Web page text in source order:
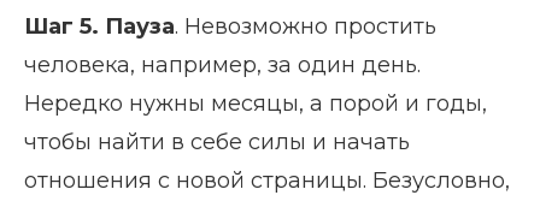
Шаг 5. Пауза. Невозможно простить
человека, например, за один день.
Нередко нужны месяцы, а порой и годы,
чтобы найти в себе силы и начать
отношения с новой страницы. Безусловно,